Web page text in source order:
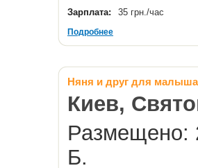
Зарплата: 35 грн./час
Подробнее
Няня и друг для малыша
Киев,
Размещено:
Б.